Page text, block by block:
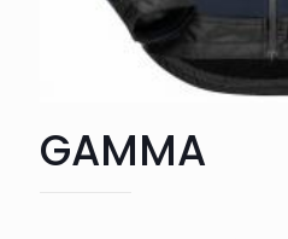
GAMMA